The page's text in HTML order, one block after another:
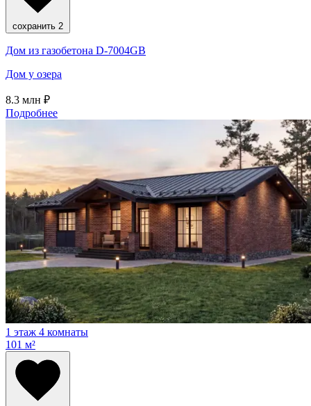
сохранить 2
Дом из газобетона D-7004GB
Дом у озера
8.3 млн ₽
Подробнее
1 этаж 4 комнаты
101 м²